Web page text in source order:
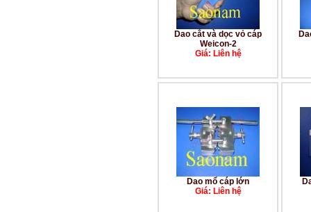
Dao cắt và dọc vỏ cáp
Weicon-2
Giá: Liên hệ
Dao mổ cáp lớn
Giá: Liên hệ